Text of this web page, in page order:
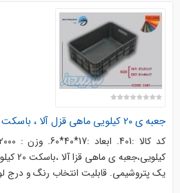
جعبه ی 20 کیلویی ماهی قزل آلا ، باسکت 20 کیلویی
یک پتروشیمی. قابلیت انتخاب رنگ و درج